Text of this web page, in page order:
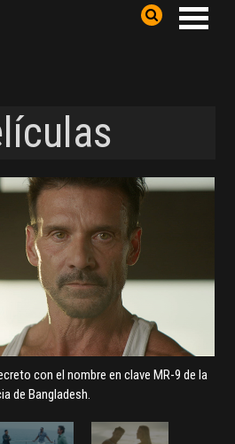
con el nombre en clave MR-9 de la
de Bangladesh.